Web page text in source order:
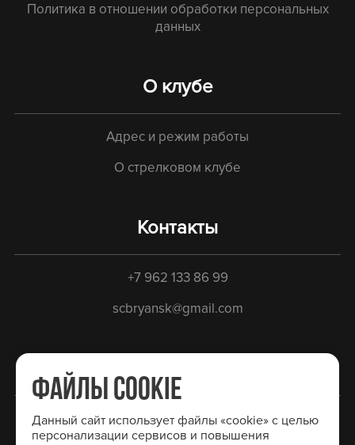
Политика в отношении обработки персональных
данных
О клубе
Адрес и режим работы
О стрелковом клубе
Контакты
+7 962 133 86 99
scbryansk@gmail.com
Вконтакте
ФАЙЛЫ COOKIE
Данный сайт использует файлы «cookie» с целью
персонализации сервисов и повышения